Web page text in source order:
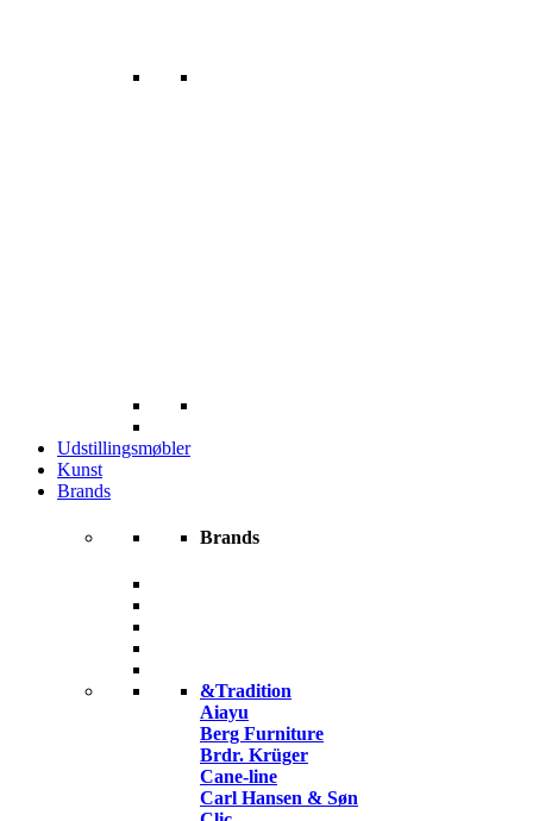
Udstillingsmøbler
Kunst
Brands
Brands
&Tradition
Aiayu
Berg Furniture
Brdr. Krüger
Cane-line
Carl Hansen & Søn